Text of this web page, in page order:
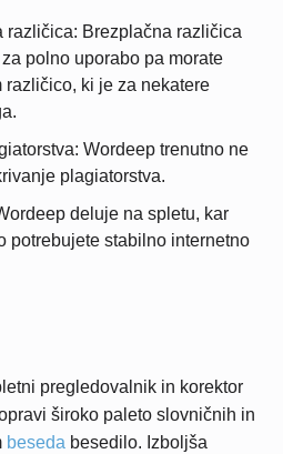
različica: Brezplačna različica
polno uporabo pa morate
različico, ki je za nekatere
Wordeep trenutno ne
plagiatorstva.
deluje na spletu, kar
potrebujete stabilno internetno
pregledovalnik in korektor
široko paleto slovničnih in
beseda besedilo. Izboljša